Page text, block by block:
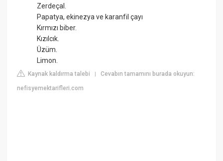
Zerdeçal.
Papatya, ekinezya ve karanfil çayı
Kırmızı biber.
Kızılcık.
Üzüm.
Limon.
Kaynak kaldırma talebi |Cevabın tamamını burada okuyun:
nefisyemektarifleri.com